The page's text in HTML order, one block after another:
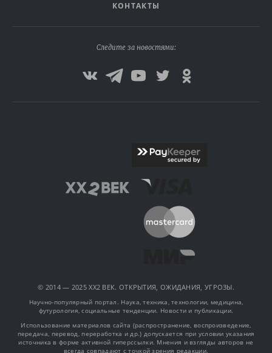
КОНТАКТЫ
Следите за новостями:
© 2014 — 2025 XX2 ВЕК. ОТКРЫТИЯ, ОЖИДАНИЯ, УГРОЗЫ.
Научно-популярный портал. Наука, техника, технологии, медицина,
футурология, социальные тенденции. Новости и публикации.
Использование материалов сайта (распространение, воспроизведение,
передача, перевод, переработка и др.) допускается при условии указания
источника в форме активной гиперссылки. Мнения и взгляды авторов не
всегда совпадают с точкой зрения редакции.